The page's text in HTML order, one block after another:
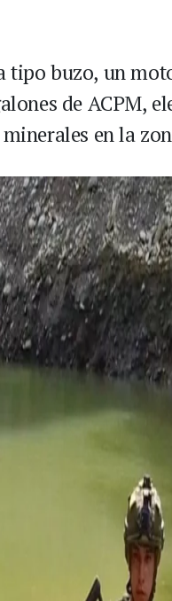
tipo buzo, un
de ACPM,
en la